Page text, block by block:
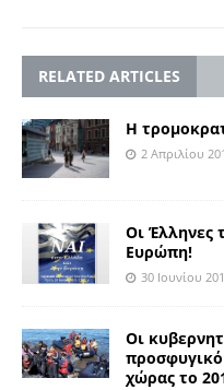
RELATED ARTICLES
Η
2 Απριλίου
Οι Έλληνες
Ευρώπη!
30 Ιουνίου
Οι
χώρας το